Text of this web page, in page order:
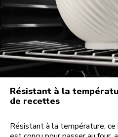
Résistant à la
de recettes
Résistant à la température,